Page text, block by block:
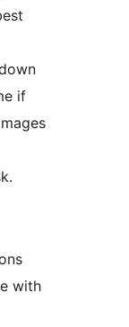
if
with